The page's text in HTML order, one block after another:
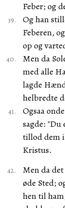
Feber; og
Og han
Feberen,
op og
Men da
med alle
lagde
helbredte
Ogsaa
sagde: "Du
tillod dem
Kristus.
Men da
øde Sted;
hen til